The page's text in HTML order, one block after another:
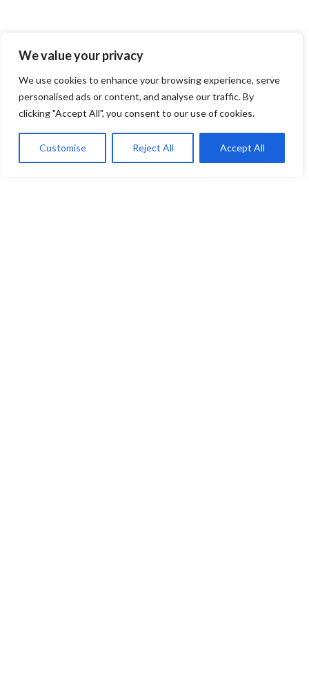
We value your privacy
We use cookies to enhance your browsing experience, serve
personalised ads or content, and analyse our traffic. By
clicking "Accept All", you consent to our use of cookies.
Customise Reject All Accept All